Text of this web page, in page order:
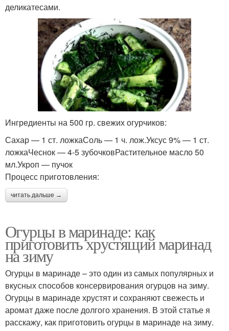
деликатесами.
Ингредиенты на 500 гр. свежих огурчиков:
Сахар — 1 ст. ложкаСоль — 1 ч. лож.Уксус 9% — 1 ст.
ложкаЧеснок — 4-5 зубочковРастительное масло 50
мл.Укроп — пучок
Процесс приготовления:
читать дальше →
Огурцы в маринаде: как
приготовить хрустящий маринад
на зиму
Огурцы в маринаде – это один из самых популярных и
вкусных способов консервирования огурцов на зиму.
Огурцы в маринаде хрустят и сохраняют свежесть и
аромат даже после долгого хранения. В этой статье я
расскажу, как приготовить огурцы в маринаде на зиму.